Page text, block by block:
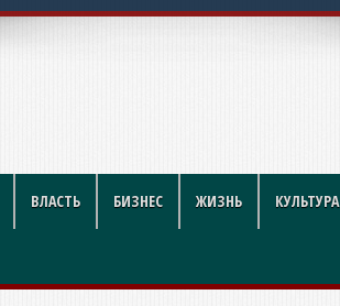
еще четыре
ВЛАСТЬ БИЗНЕС ЖИЗНЬ КУЛЬТУРА